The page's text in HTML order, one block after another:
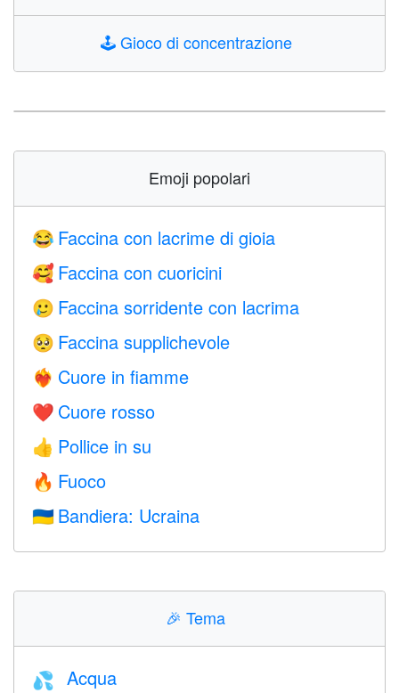
🕹️Gioco di concentrazione
Emoji popolari
😂 Faccina con lacrime di gioia
🥰 Faccina con cuoricini
🥲 Faccina sorridente con lacrima
🥺 Faccina supplichevole
❤️‍🔥 Cuore in fiamme
❤️ Cuore rosso
👍 Pollice in su
🔥 Fuoco
🇺🇦 Bandiera: Ucraina
🎉 Tema
💦 Acqua